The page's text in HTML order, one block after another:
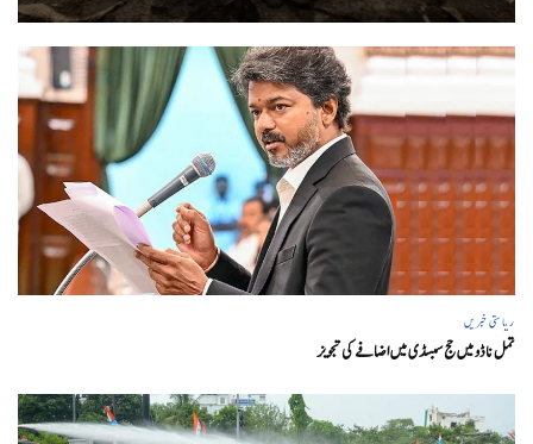
ریاستی خبریں
تمل ناڈو میں حج سبسڈی میں اضافے کی تجویز